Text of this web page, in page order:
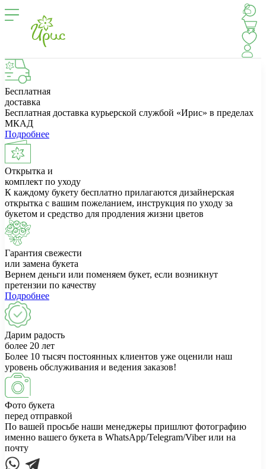
Бесплатная
доставка
Бесплатная доставка курьерской службой «Ирис» в пределах
МКАД
Подробнее
Открытка и
комплект по уходу
К каждому букету бесплатно прилагаются дизайнерская
открытка с вашим пожеланием, инструкция по уходу за
букетом и средство для продления жизни цветов
Гарантия свежести
или замена букета
Вернем деньги или поменяем букет, если возникнут
претензии по качеству
Подробнее
Дарим радость
более 20 лет
Более 10 тысяч постоянных клиентов уже оценили наш
уровень обслуживания и ведения заказов!
Фото букета
перед отправкой
По вашей просьбе наши менеджеры пришлют фотографию
именно вашего букета в WhatsApp/Telegram/Viber или на
почту